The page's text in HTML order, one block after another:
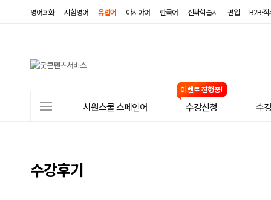
영어회화 시험영어 유럽어 아시아어 한국어 진짜학습지 편입 B2B·
뉴
시원스쿨 스페인어 수강신청 수
수강후기